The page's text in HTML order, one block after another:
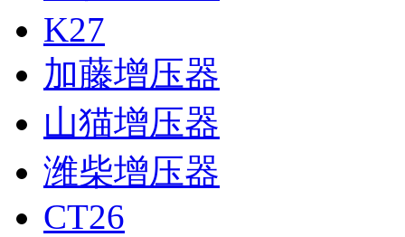
K27
加藤增压器
山猫增压器
潍柴增压器
CT26